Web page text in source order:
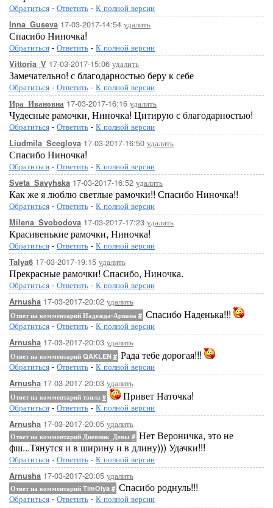
Обратиться - Ответить - К полной версии
Inna_Guseva 17-03-2017-14:54 удалить
Спасибо Ниночка!
Обратиться - Ответить - К полной версии
Vittoria_V 17-03-2017-15:06 удалить
Замечательно! с благодарностью беру к себе
Обратиться - Ответить - К полной версии
Ира_Ивановна 17-03-2017-16:16 удалить
Чудесные рамочки, Ниночка! Цитирую с благодарностью!
Обратиться - Ответить - К полной версии
Liudmila_Sceglova 17-03-2017-16:50 удалить
Спасибо Ниночка!
Обратиться - Ответить - К полной версии
Sveta_Savyhska 17-03-2017-16:52 удалить
Как же я люблю светлые рамочки!! Спасибо Ниночка!!
Обратиться - Ответить - К полной версии
Milena_Svobodova 17-03-2017-17:23 удалить
Красивенькие рамочки, Ниночка!
Обратиться - Ответить - К полной версии
Talya6 17-03-2017-19:15 удалить
Прекрасные рамочки! Спасибо, Ниночка.
Обратиться - Ответить - К полной версии
Arnusha 17-03-2017-20:02 удалить
Ответ на комментарий Надежда-Ариана # Спасибо Наденька!!!
Обратиться - Ответить - К полной версии
Arnusha 17-03-2017-20:03 удалить
Ответ на комментарий QAKLEN # Рада тебе дорогая!!!
Обратиться - Ответить - К полной версии
Arnusha 17-03-2017-20:03 удалить
Ответ на комментарий таила # Привет Наточка!
Обратиться - Ответить - К полной версии
Arnusha 17-03-2017-20:05 удалить
Ответ на комментарий Дневник_Девы # Нет Вероничка, это не
фш...Тянутся и в ширину и в длину))) Удачки!!!
Обратиться - Ответить - К полной версии
Arnusha 17-03-2017-20:05 удалить
Ответ на комментарий TimOlya # Спасибо роднуль!!!
Обратиться - Ответить - К полной версии